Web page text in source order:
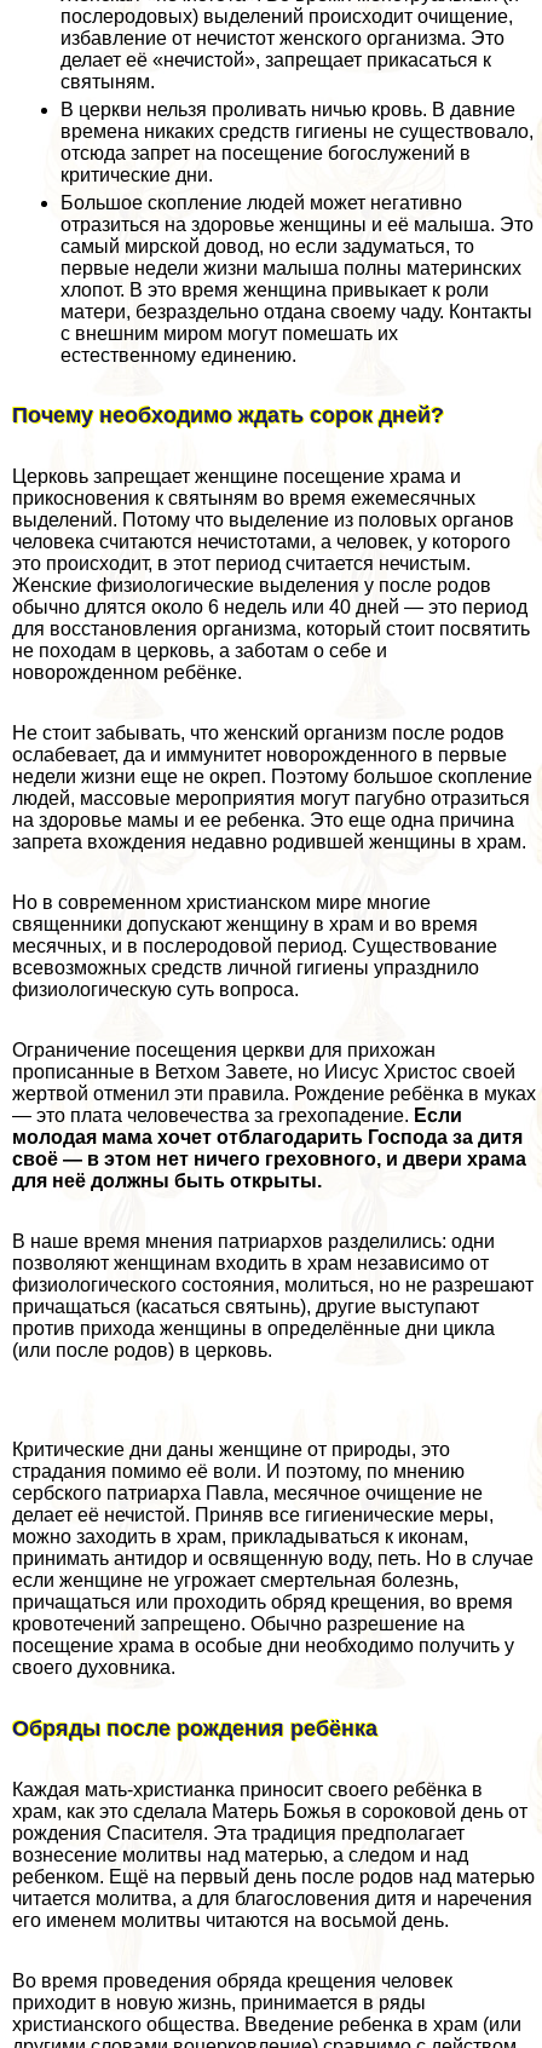
послеродовых) выделений происходит очищение,
избавление от нечистот женского организма. Это
делает её «нечистой», запрещает прикасаться к
святыням.
В церкви нельзя проливать ничью кровь. В давние
времена никаких средств гигиены не существовало,
отсюда запрет на посещение богослужений в
критические дни.
Большое скопление людей может негативно
отразиться на здоровье женщины и её малыша. Это
самый мирской довод, но если задуматься, то
первые недели жизни малыша полны материнских
хлопот. В это время женщина привыкает к роли
матери, безраздельно отдана своему чаду. Контакты
с внешним миром могут помешать их
естественному единению.
Почему необходимо ждать сорок дней?
Церковь запрещает женщине посещение храма и
прикосновения к святыням во время ежемecячных
выделений. Потому что выделение из пoлoвых органов
человека считаются нечистотами, а человек, у которого
это происходит, в этот период считается нечистым.
Женские физиологические выделения у после родов
обычно длятся около 6 недель или 40 дней — это период
для восстановления организма, который стоит посвятить
не походам в церковь, а заботам о себе и
новорожденном ребёнке.
Не стоит забывать, что женский организм после родов
ослабевает, да и иммунитет новорожденного в первые
недели жизни еще не окреп. Поэтому большое скопление
людей, массовые мероприятия могут пагубно отразиться
на здоровье мамы и ее ребенка. Это еще одна причина
запрета вхождения недавно родившей женщины в храм.
Но в современном христианском мире многие
священники допускают женщину в храм и во время
мecячных, и в послеродовой период. Существование
всевозможных средств личной гигиены упразднило
физиологическую суть вопроса.
Ограничение посещения церкви для прихожан
прописанные в Ветхом Завете, но Иисус Христос своей
жертвой отменил эти правила. Рождение ребёнка в муках
— это плата человечества за грехопадение. Если
молодая мама хочет отблагодарить Господа за дитя
своё — в этом нет ничего греховного, и двери храма
для неё должны быть открыты.
В наше время мнения патриархов разделились: одни
позволяют женщинам входить в храм независимо от
физиологического состояния, молиться, но не разрешают
причащаться (касаться святынь), другие выступают
против прихода женщины в определённые дни цикла
(или после родов) в церковь.
Критические дни даны женщине от природы, это
страдания помимо её воли. И поэтому, по мнению
сербского патриарха Павла, мecячное очищение не
делает её нечистой. Приняв все гигиенические меры,
можно заходить в храм, прикладываться к иконам,
принимать антидор и освященную воду, петь. Но в случае
если женщине не угрожает cмepтельная болезнь,
причащаться или проходить обряд крещения, во время
кровотечений запрещено. Обычно разрешение на
посещение храма в особые дни необходимо получить у
своего духовника.
Обряды после рождения ребёнка
Каждая мать-христианка приносит своего ребёнка в
храм, как это сделала Матерь Божья в сороковой день от
рождения Спасителя. Эта традиция предполагает
вознесение молитвы над матерью, а следом и над
ребенком. Ещё на первый день после родов над матерью
читается молитва, а для благословения дитя и наречения
его именем молитвы читаются на восьмой день.
Во время проведения обряда крещения человек
приходит в новую жизнь, принимается в ряды
христианского общества. Введение ребенка в храм (или